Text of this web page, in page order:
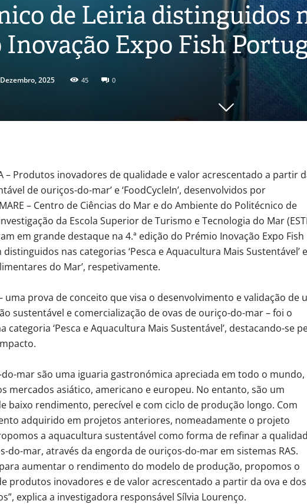
de Leiria distinguidos
Expo Fish
2025 45 0
– Produtos inovadores de qualidade e valor acrescentado a partir
de ouriços-do-mar’ e ‘FoodCycleIn’, desenvolvidos por
– Centro de Ciências do Mar e do Ambiente do Politécnico de
da Escola Superior de Turismo e Tecnologia do Mar
em grande destaque na 4.ª edição do Prémio Inovação Expo Fish
nas categorias ‘Pesca e Aquacultura Mais Sustentável’ e
do Mar’, respetivamente.
– uma prova de conceito que visa o desenvolvimento e validação de
sustentável e comercialização de ovas de ouriço-do-mar – foi o
categoria ‘Pesca e Aquacultura Mais Sustentável’, destacando-se
do-mar são uma iguaria gastronómica apreciada em todo o mundo,
mercados asiático, americano e europeu. No entanto, são um
baixo rendimento, perecível e com ciclo de produção longo. Com
adquirido em projetos anteriores, nomeadamente o projeto
a aquacultura sustentável como forma de refinar a
do-mar, através da engorda de ouriços-do-mar em sistemas RAS.
aumentar o rendimento do modelo de produção, propomos o
produtos inovadores e de valor acrescentado a partir da ova e dos
explica a investigadora responsável Sílvia Lourenço.